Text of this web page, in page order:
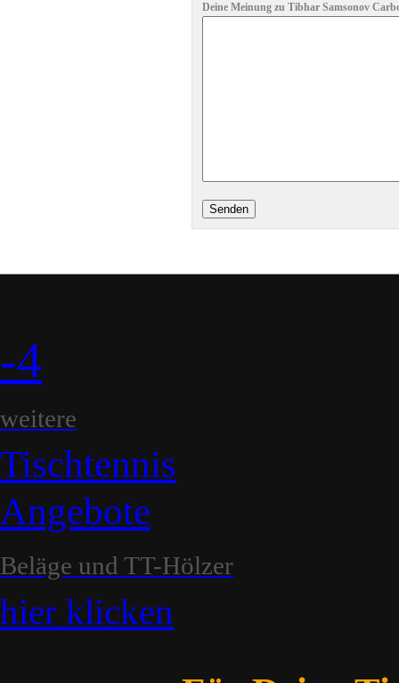
Deine Meinung zu Tibhar Samsonov
-4
weitere
Tischtennis
Angebote
Beläge und TT-Hölzer
hier klicken